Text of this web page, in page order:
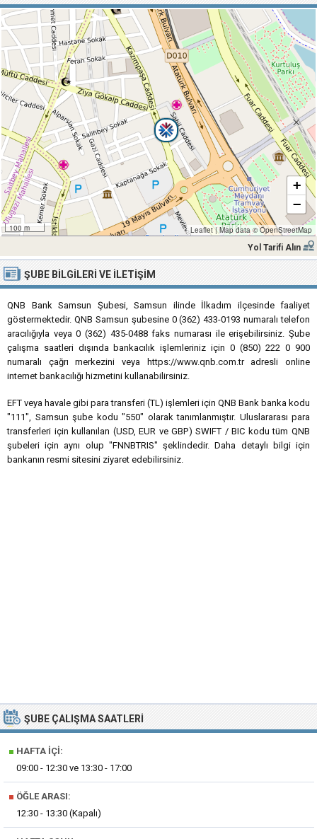
100 m
+
−
Leaflet |Map data ©OpenStreetMap
Yol Tarifi Alın
ŞUBE BILGILERI VE İLETIŞIM
QNB Bank Samsun Şubesi, Samsun ilinde İlkadım ilçesinde faaliyet
göstermektedir. QNB Samsun şubesine 0 (362) 433-0193 numaralı telefon
aracılığıyla veya 0 (362) 435-0488 faks numarası ile erişebilirsiniz. Şube
çalışma saatleri dışında bankacılık işlemleriniz için 0 (850) 222 0 900
numaralı çağrı merkezini veya https://www.qnb.com.tr adresli online
internet bankacılığı hizmetini kullanabilirsiniz.
EFT veya havale gibi para transferi (TL) işlemleri için QNB Bank banka kodu
"111", Samsun şube kodu "550" olarak tanımlanmıştır. Uluslararası para
transferleri için kullanılan (USD, EUR ve GBP) SWIFT / BIC kodu tüm QNB
şubeleri için aynı olup "FNNBTRIS" şeklindedir. Daha detaylı bilgi için
bankanın resmi sitesini ziyaret edebilirsiniz.
ŞUBE ÇALIŞMA SAATLERI
■ HAFTA İÇI:
09:00 - 12:30 ve 13:30 - 17:00
■ ÖĞLE ARASI:
12:30 - 13:30 (Kapalı)